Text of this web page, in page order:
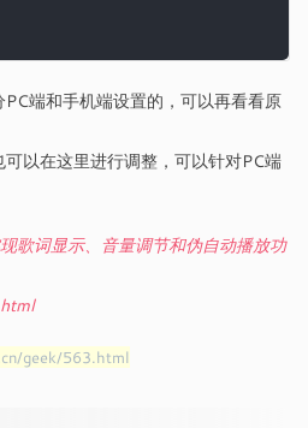
端和手机端设置的，可以再看看原
以在这里进行调整，可以针对PC端
歌词显示、音量调节和伪自动播放功
geek/563.html